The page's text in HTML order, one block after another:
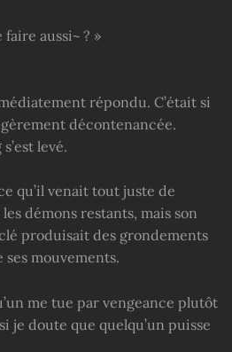
aussi~ ? »
répondu. C’était si
décontenancée.
levé.
qu’il venait tout juste de
démons restants, mais son
produisait des grondements
mouvements.
me tue par vengeance plutôt
je doute que quelqu’un puisse